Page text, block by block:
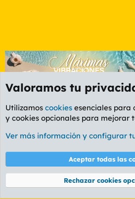
Barcelona
Cookies
PL OLDSTYLE
Términos y reglas
Community platform by XenForo® © 2010-2026
Valoramos tu
Utilizamos cookies esenciales para
y cookies opcionales para mejorar
Ver más información y configurar
Aceptar todas las
Rechazar cookies